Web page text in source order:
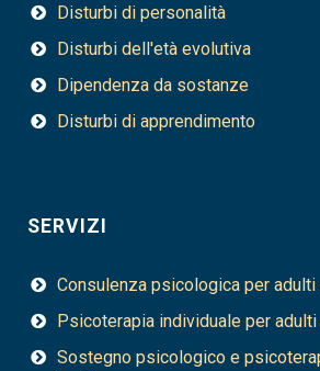
Disturbi di personalità
Disturbi dell'età evolutiva
Dipendenza da sostanze
Disturbi di apprendimento
SERVIZI
Consulenza psicologica per adulti
Psicoterapia individuale per
Sostegno psicologico e